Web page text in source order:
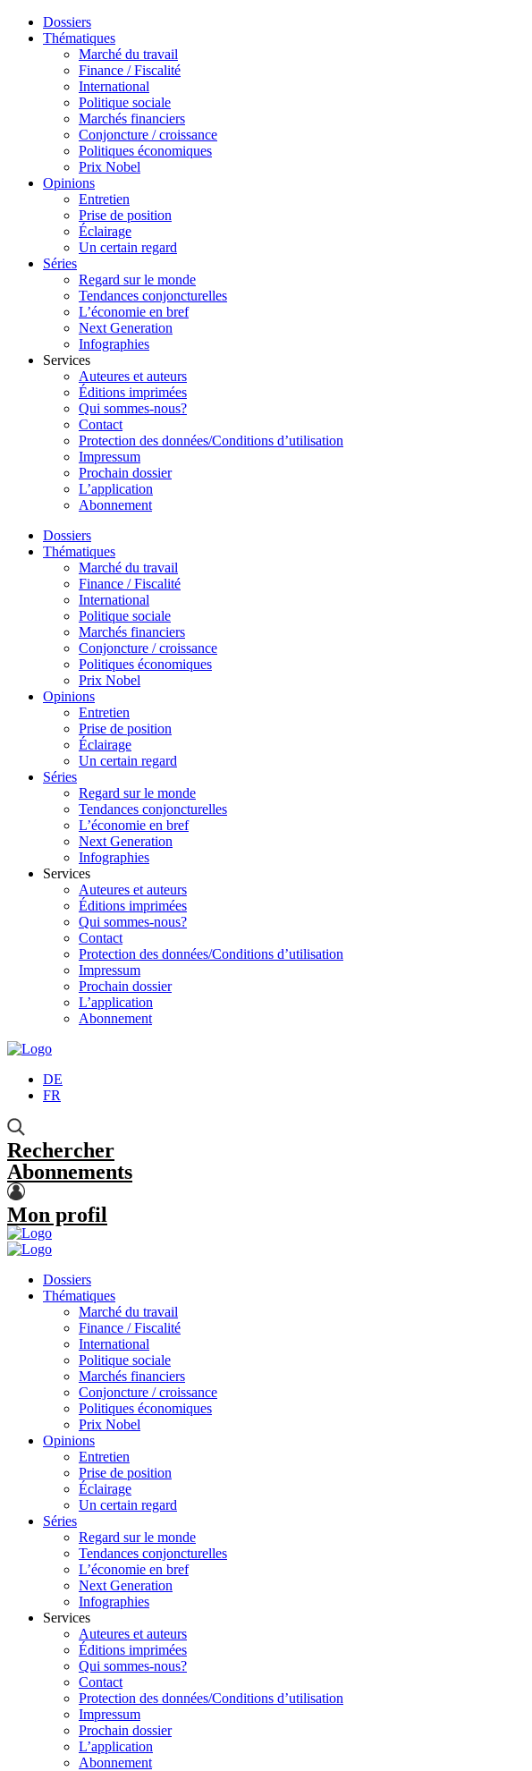
Dossiers
Thématiques
Marché du travail
Finance / Fiscalité
International
Politique sociale
Marchés financiers
Conjoncture / croissance
Politiques économiques
Prix Nobel
Opinions
Entretien
Prise de position
Éclairage
Un certain regard
Séries
Regard sur le monde
Tendances conjoncturelles
L’économie en bref
Next Generation
Infographies
Services
Auteures et auteurs
Éditions imprimées
Qui sommes-nous?
Contact
Protection des données/Conditions d’utilisation
Impressum
Prochain dossier
L’application
Abonnement
Dossiers
Thématiques
Marché du travail
Finance / Fiscalité
International
Politique sociale
Marchés financiers
Conjoncture / croissance
Politiques économiques
Prix Nobel
Opinions
Entretien
Prise de position
Éclairage
Un certain regard
Séries
Regard sur le monde
Tendances conjoncturelles
L’économie en bref
Next Generation
Infographies
Services
Auteures et auteurs
Éditions imprimées
Qui sommes-nous?
Contact
Protection des données/Conditions d’utilisation
Impressum
Prochain dossier
L’application
Abonnement
DE
FR
Rechercher
Abonnements
Mon profil
Dossiers
Thématiques
Marché du travail
Finance / Fiscalité
International
Politique sociale
Marchés financiers
Conjoncture / croissance
Politiques économiques
Prix Nobel
Opinions
Entretien
Prise de position
Éclairage
Un certain regard
Séries
Regard sur le monde
Tendances conjoncturelles
L’économie en bref
Next Generation
Infographies
Services
Auteures et auteurs
Éditions imprimées
Qui sommes-nous?
Contact
Protection des données/Conditions d’utilisation
Impressum
Prochain dossier
L’application
Abonnement